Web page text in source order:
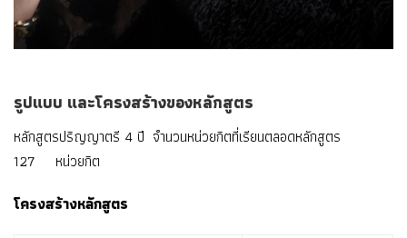
รูปแบบ และโครงสร้างของหลักสูตร
หลักสูตรปริญญาตรี 4 ปี จำนวนหน่วยกิตที่เรียนตลอดหลักสูตร
127 หน่วยกิต
โครงสร้างหลักสูตร